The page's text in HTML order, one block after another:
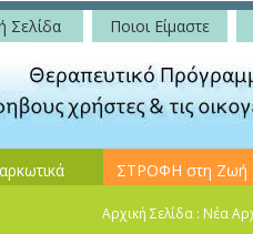
Σελίδα Ποιοι Είμαστε
ΣΤΡΟΦΗ στη Ζωή
Αρχική Σελίδα : Νέα